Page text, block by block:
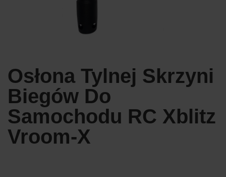
Osłona Tylnej Skrzyni
Biegów Do
Samochodu RC Xblitz
Vroom-X